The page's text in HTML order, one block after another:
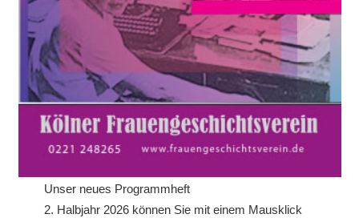
Unser neues Programmheft
2. Halbjahr 2026 können Sie mit einem Mausklick